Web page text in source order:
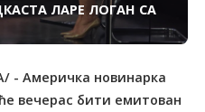
ЛАРЕ ЛОГАН СА
- Америчка новинарка
вечерас бити емитован